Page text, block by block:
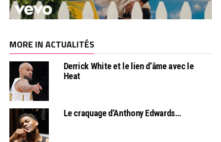
MORE IN ACTUALITÉS
Derrick White et le lien d’âme avec le
Heat
Le craquage d’Anthony Edwards…